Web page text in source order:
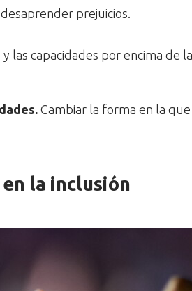
prejuicios.
las capacidades por encima de
Cambiar la forma en la
la inclusión